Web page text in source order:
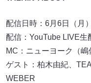
配信日時：6月6日（月
配信：YouTube LIVE生
MC：ニューヨーク（嶋
ゲスト：柏木由紀、
WEBER